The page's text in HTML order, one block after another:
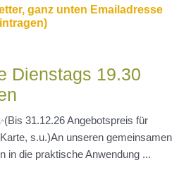
ganz unten Emailadresse
Dienstags 19.30
31.12.26 Angebotspreis für
s.u.)An unseren gemeinsamen
in die praktische Anwendung ...